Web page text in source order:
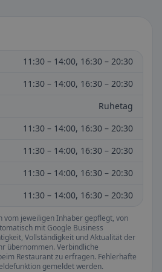
11:30 – 14:00, 16:30 – 20:30
11:30 – 14:00, 16:30 – 20:30
Ruhetag
11:30 – 14:00, 16:30 – 20:30
11:30 – 14:00, 16:30 – 20:30
11:30 – 14:00, 16:30 – 20:30
11:30 – 14:00, 16:30 – 20:30
vom jeweiligen Inhaber gepflegt, von
mit Google Business
Vollständigkeit und Aktualität der
übernommen. Verbindliche
Restaurant zu erfragen. Fehlerhafte
gemeldet werden.